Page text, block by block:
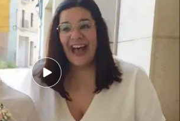
ayuda para hacer frente a los gastos hasta su
Imagen: Pedro Bastida y Juan Polo
Cuatro Agencia EFE
ahogamiento en el hotel de
se alojaba por su luna de miel